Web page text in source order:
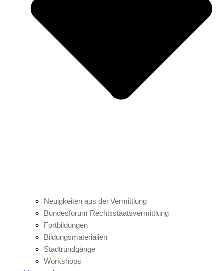
Neuigkeiten aus der Vermittlung
Bundesforum Rechtsstaatsvermittlung
Fortbildungen
Bildungsmaterialien
Stadtrundgänge
Workshops